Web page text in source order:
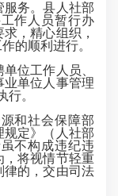
务。县人社部
作人员暂行办
，精心组织，
的顺利进行。
位工作人员、
业单位人事管理
行。
和社会保障部
规定》（人社部
不构成违纪违
，将视情节轻重
律的，交由司法